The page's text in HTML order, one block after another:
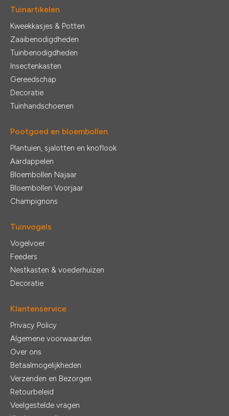
Tuinartikelen
Kweekkasjes & Potten
Zaaibenodigdheden
Tuinbenodigdheden
Insectenkasten
Gereedschap
Decoratie
Tuinhandschoenen
Pootgoed en bloembollen
Plantuien, sjalotten en knoflook
Aardappelen
Bloembollen Najaar
Bloembollen Voorjaar
Champignons
Tuinvogels
Vogelvoer
Feeders
Nestkasten & voederhuizen
Decoratie
Klantenservice
Privacy Policy
Algemene voorwaarden
Over ons
Betaalmogelijkheden
Verzenden en Bezorgen
Retourbeleid
Veelgestelde vragen